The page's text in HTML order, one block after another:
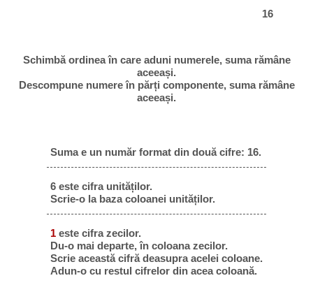
16
Schimbă ordinea în care aduni numerele, suma rămâne
aceeași.
Descompune numere în părți componente, suma rămâne
aceeași.
Suma e un număr format din două cifre: 16.
6 este cifra unităților.
Scrie-o la baza coloanei unităților.
1 este cifra zecilor.
Du-o mai departe, în coloana zecilor.
Scrie această cifră deasupra acelei coloane.
Adun-o cu restul cifrelor din acea coloană.